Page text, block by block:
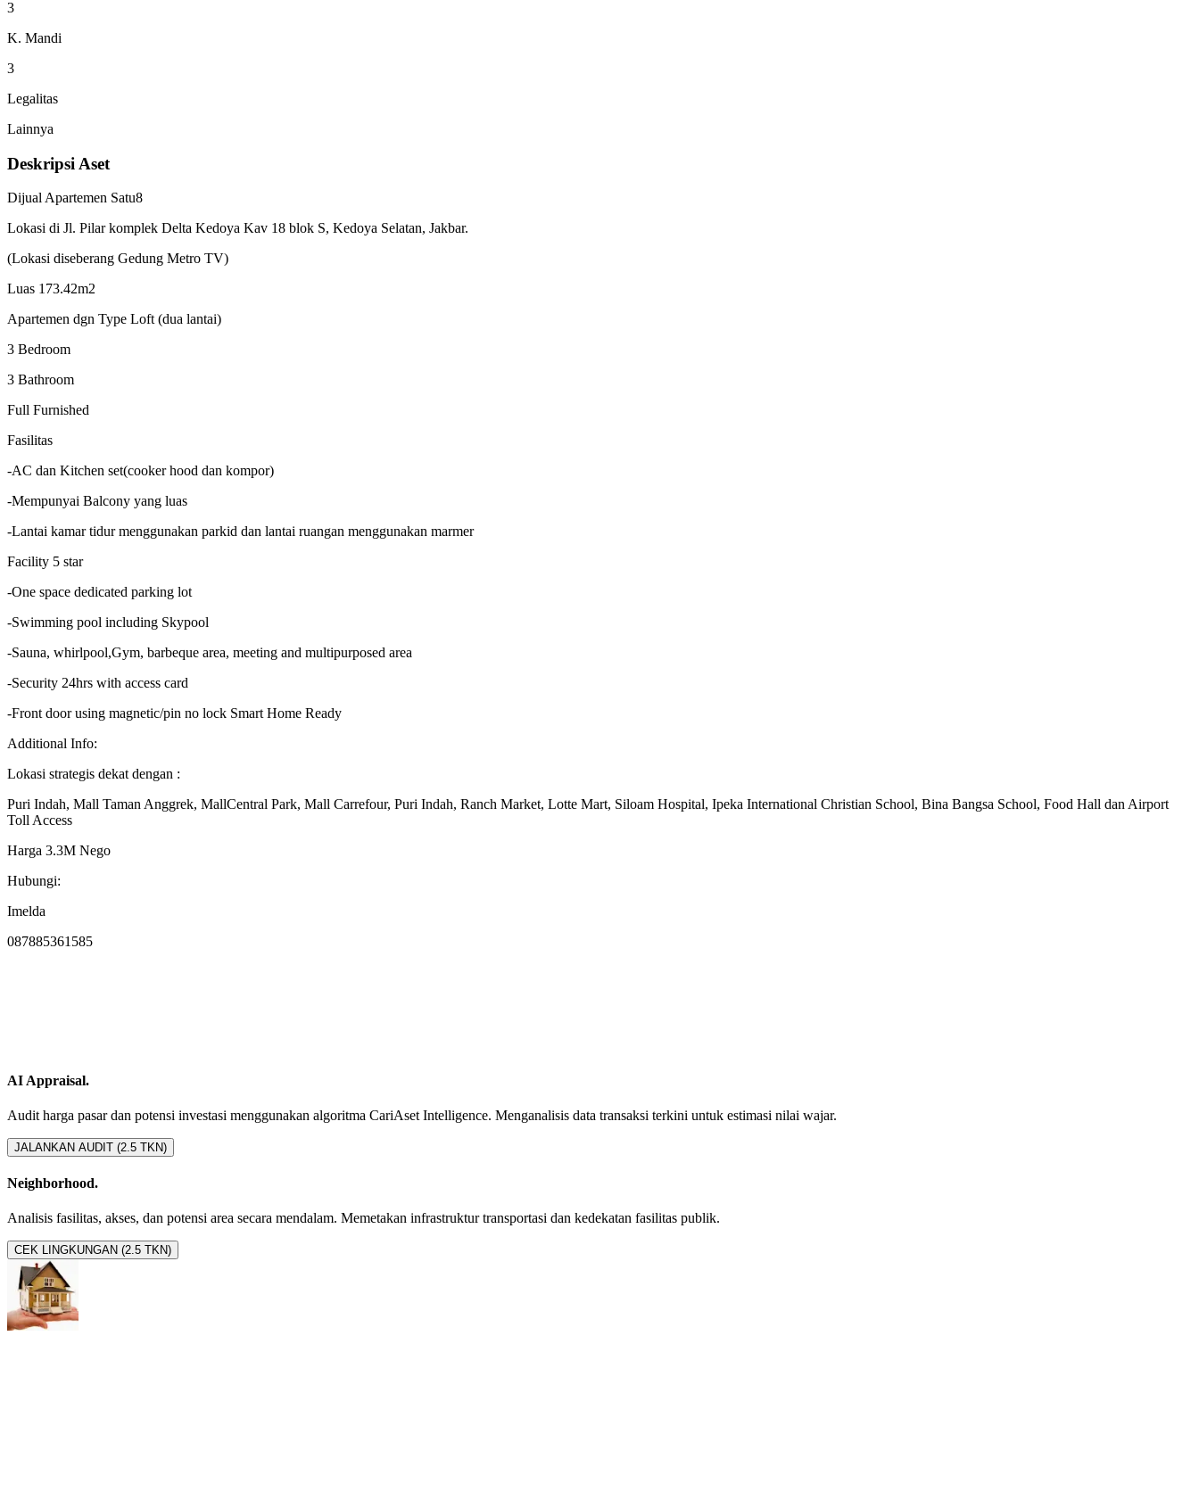
3
K. Mandi
3
Legalitas
Lainnya
Deskripsi Aset
Dijual Apartemen Satu8
Lokasi di Jl. Pilar komplek Delta Kedoya Kav 18 blok S, Kedoya Selatan, Jakbar.
(Lokasi diseberang Gedung Metro TV)
Luas 173.42m2
Apartemen dgn Type Loft (dua lantai)
3 Bedroom
3 Bathroom
Full Furnished
Fasilitas
-AC dan Kitchen set(cooker hood dan kompor)
-Mempunyai Balcony yang luas
-Lantai kamar tidur menggunakan parkid dan lantai ruangan menggunakan marmer
Facility 5 star
-One space dedicated parking lot
-Swimming pool including Skypool
-Sauna, whirlpool,Gym, barbeque area, meeting and multipurposed area
-Security 24hrs with access card
-Front door using magnetic/pin no lock Smart Home Ready
Additional Info:
Lokasi strategis dekat dengan :
Puri Indah, Mall Taman Anggrek, MallCentral Park, Mall Carrefour, Puri Indah, Ranch Market, Lotte Mart, Siloam Hospital, Ipeka International Christian School, Bina Bangsa School, Food Hall dan Airport
Toll Access
Harga 3.3M Nego
Hubungi:
Imelda
087885361585
AI Appraisal.
Audit harga pasar dan potensi investasi menggunakan algoritma CariAset Intelligence. Menganalisis data transaksi terkini untuk estimasi nilai wajar.
JALANKAN AUDIT (2.5 TKN)
Neighborhood.
Analisis fasilitas, akses, dan potensi area secara mendalam. Memetakan infrastruktur transportasi dan kedekatan fasilitas publik.
CEK LINGKUNGAN (2.5 TKN)